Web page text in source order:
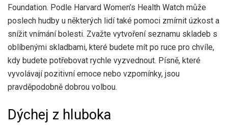
Foundation. Podle Harvard Women’s Health Watch může
poslech hudby u některých lidí také pomoci zmírnit úzkost a
snížit vnímání bolesti. Zvažte vytvoření seznamu skladeb s
oblíbenými skladbami, které budete mít po ruce pro chvíle,
kdy budete potřebovat rychle vyzvednout. Písně, které
vyvolávají pozitivní emoce nebo vzpomínky, jsou
pravděpodobně dobrou volbou.
Dýchej z hluboka